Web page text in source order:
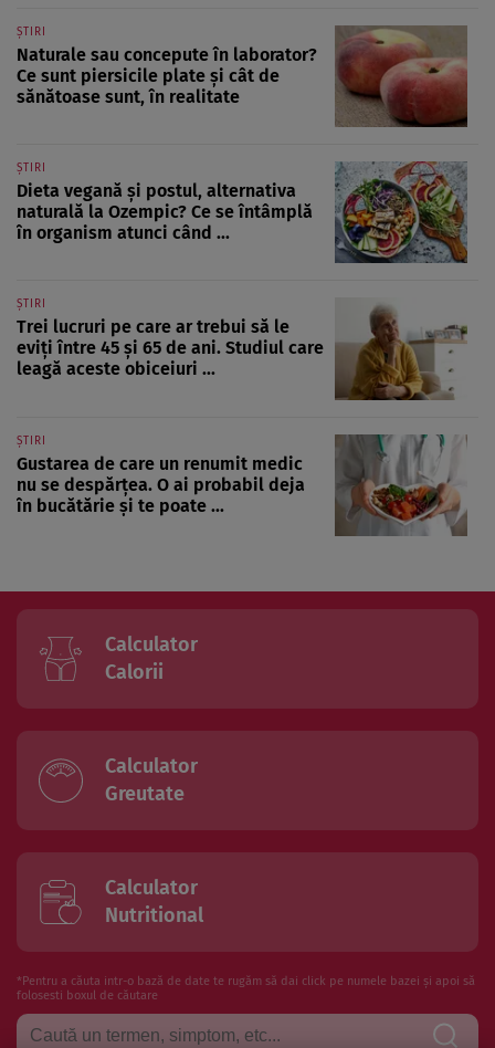
ȘTIRI
Naturale sau concepute în laborator?
Ce sunt piersicile plate și cât de
sănătoase sunt, în realitate
ȘTIRI
Dieta vegană și postul, alternativa
naturală la Ozempic? Ce se întâmplă
în organism atunci când ...
ȘTIRI
Trei lucruri pe care ar trebui să le
eviți între 45 și 65 de ani. Studiul care
leagă aceste obiceiuri ...
ȘTIRI
Gustarea de care un renumit medic
nu se despărțea. O ai probabil deja
în bucătărie și te poate ...
Calculator
Calorii
Calculator
Greutate
Calculator
Nutritional
*Pentru a căuta intr-o bază de date te rugăm să dai click pe numele bazei și apoi să
folosesti boxul de căutare